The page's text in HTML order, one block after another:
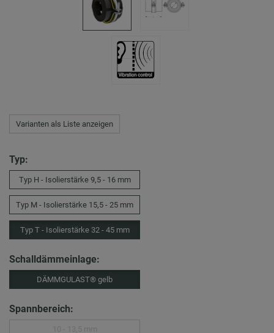
Varianten als Liste anzeigen
Typ:
Typ H - Isolierstärke 9,5 - 16 mm
Typ M - Isolierstärke 15,5 - 25 mm
Typ T - Isolierstärke 32 - 45 mm
Schalldämmeinlage:
DÄMMGULAST® gelb
Spannbereich: